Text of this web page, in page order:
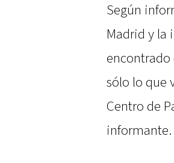
Según
Madrid y la
encontrado
sólo lo que
Centro de
informante.